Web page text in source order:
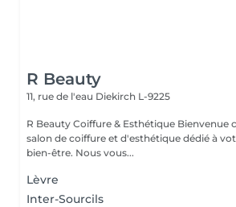
R Beauty
11, rue de l'eau Diekirch L-9225
R Beauty Coiffure & Esthétique Bienvenue chez R Beauty, votre
salon de coiffure et d'esthétique dédié à
bien-être. Nous vous...
Lèvre
Inter-Sourcils